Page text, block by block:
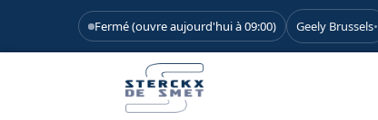
Fermé (ouvre aujourd'hui à 09:00) Geely Brussels•